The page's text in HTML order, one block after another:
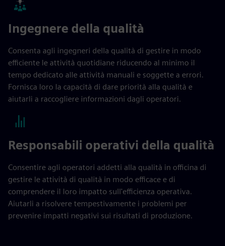
Ingegnere della qualità
Consenta agli ingegneri della qualità di gestire in modo
efficiente le attività quotidiane riducendo al minimo il
tempo dedicato alle attività manuali e soggette a errori.
Fornisca loro la capacità di dare priorità alla qualità e
aiutarli a raccogliere informazioni dagli operatori.
Responsabili operativi della qualità
Consentire agli operatori addetti alla qualità in officina di
gestire le attività di qualità in modo efficace e di
comprendere il loro impatto sull'efficienza operativa.
Aiutarli a risolvere tempestivamente i problemi per
prevenire impatti negativi sui risultati di produzione.